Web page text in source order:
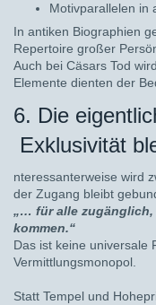
Motivparallelen in
In antiken Biographien
Repertoire großer
Auch bei Cäsars Tod
Elemente dienten der
6. Die
Exklusivität
nteressanterweise wird
der Zugang bleibt
„… für alle
kommen.“
Das ist keine universale
Vermittlungsmonopol.
Statt Tempel und